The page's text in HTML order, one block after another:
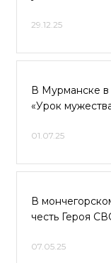
29.12.25
В Мурманске в
«Урок
01.07.25
В
честь Героя
07.05.25